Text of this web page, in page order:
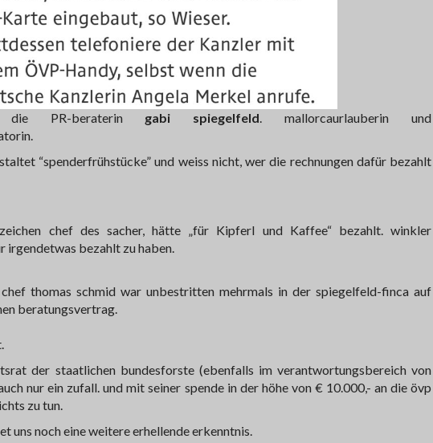
PR-beraterin gabi spiegelfeld. mallorcaurlauberin und
“spenderfrühstücke” und weiss nicht, wer die rechnungen dafür bezahlt
chef des sacher, hätte „für Kipferl und Kaffee“ bezahlt. winkler
irgendetwas bezahlt zu haben.
thomas schmid war unbestritten mehrmals in der spiegelfeld-finca auf
beratungsvertrag.
der staatlichen bundesforste (ebenfalls im verantwortungsbereich von
nur ein zufall. und mit seiner spende in der höhe von € 10.000,- an die övp
zu tun.
uns noch eine weitere erhellende erkenntnis.